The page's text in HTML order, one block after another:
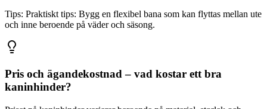
Tips: Praktiskt tips: Bygg en flexibel bana som kan flyttas mellan ute
och inne beroende på väder och säsong.
Pris och ägandekostnad – vad kostar ett bra
kaninhinder?